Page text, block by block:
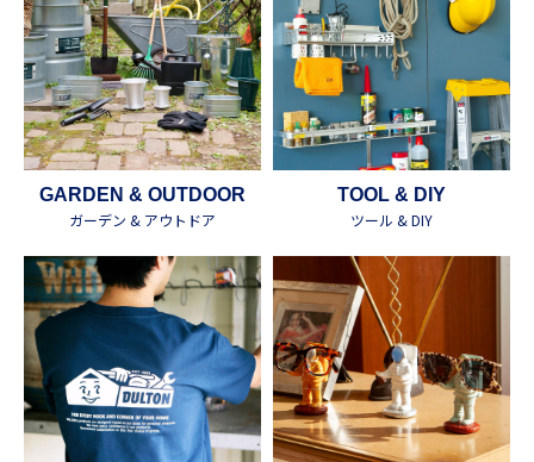
GARDEN & OUTDOOR
ガーデン & アウトドア
TOOL & DIY
ツール & DIY